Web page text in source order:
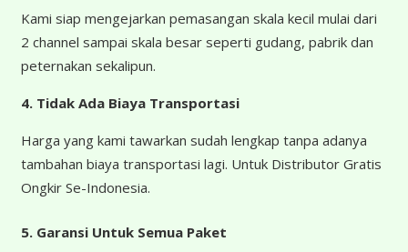
Kami siap mengejarkan pemasangan skala kecil mulai dari
2 channel sampai skala besar seperti gudang, pabrik dan
peternakan sekalipun.
4. Tidak Ada Biaya Transportasi
Harga yang kami tawarkan sudah lengkap tanpa adanya
tambahan biaya transportasi lagi. Untuk Distributor Gratis
Ongkir Se-Indonesia.
5. Garansi Untuk Semua Paket